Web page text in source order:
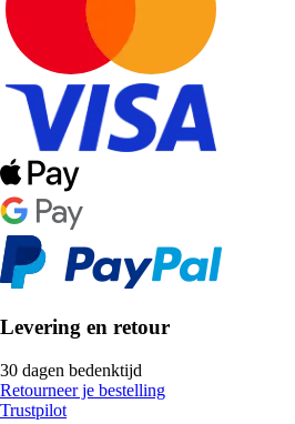
Levering en retour
30 dagen bedenktijd
Retourneer je bestelling
Trustpilot